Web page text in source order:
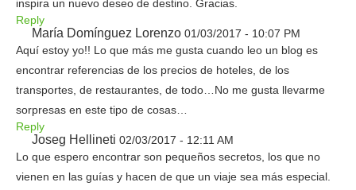
inspira un nuevo deseo de destino. Gracias.
Reply
María Domínguez Lorenzo 01/03/2017 - 10:07 PM
Aquí estoy yo!! Lo que más me gusta cuando leo un blog es
encontrar referencias de los precios de hoteles, de los
transportes, de restaurantes, de todo…No me gusta llevarme
sorpresas en este tipo de cosas…
Reply
Joseg Hellineti 02/03/2017 - 12:11 AM
Lo que espero encontrar son pequeños secretos, los que no
vienen en las guías y hacen de que un viaje sea más especial.